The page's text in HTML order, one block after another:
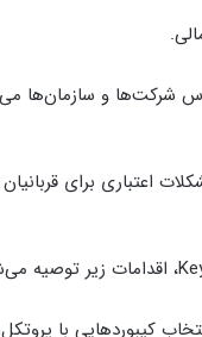
شرکت‌ها و سازمان‌ها
اعتباری برای
کیبوردهایی با